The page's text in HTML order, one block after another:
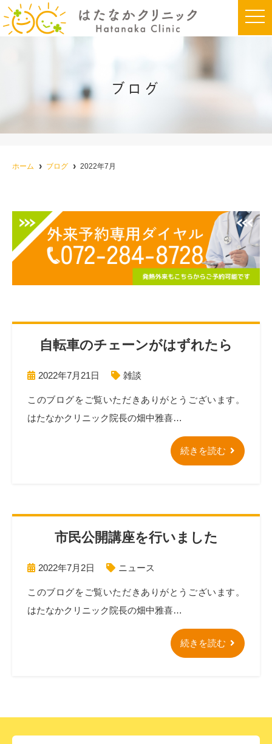
t
o
i
ブログ
ホーム ブログ 2022年7月
自転車のチェーンがはずれたら
2022年7月21日 雑談
このブログをご覧いただきありがとうございます。
はたなかクリニック院長の畑中雅喜…
続きを読む
市民公開講座を行いました
2022年7月2日 ニュース
このブログをご覧いただきありがとうございます。
はたなかクリニック院長の畑中雅喜…
続きを読む